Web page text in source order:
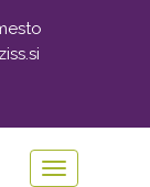
Toggle